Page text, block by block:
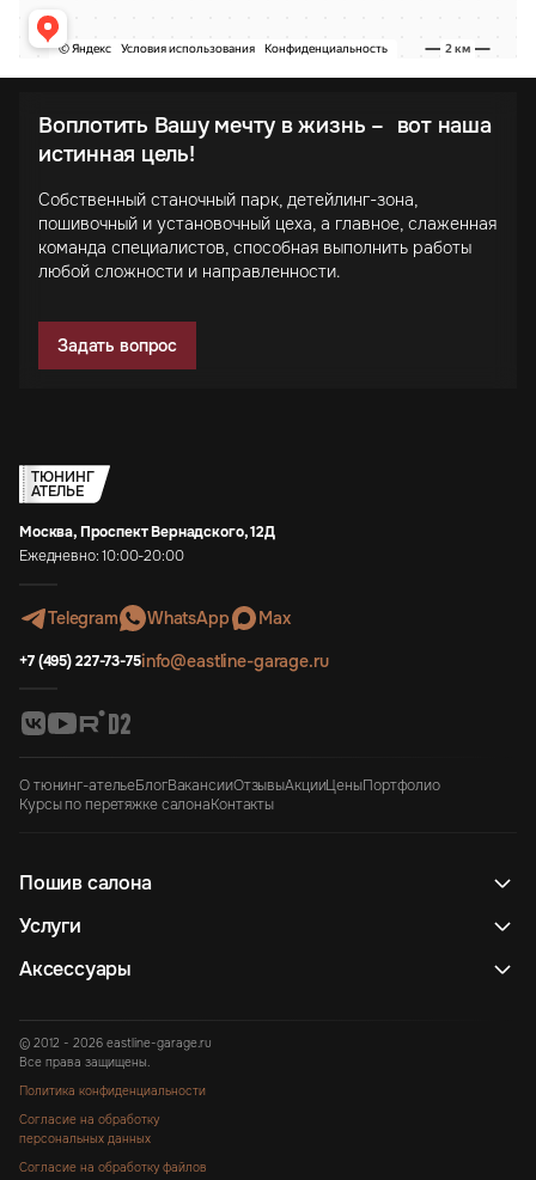
Воплотить Вашу мечту в жизнь – вот наша
истинная цель!
Собственный станочный парк, детейлинг-зона,
пошивочный и установочный цеха, а главное, слаженная
команда специалистов, способная выполнить работы
любой сложности и направленности.
Задать вопрос
ТЮНИНГ
АТЕЛЬЕ
Москва, Проспект Вернадского, 12Д
Ежедневно: 10:00-20:00
Telegram WhatsApp Max
+7 (495) 227-73-75info@eastline-garage.ru
О тюнинг-ательеБлогВакансииОтзывыАкцииЦеныПортфолио
Курсы по перетяжке салонаКонтакты
Пошив салона
Услуги
Аксессуары
© 2012 - 2026 eastline-garage.ru
Все права защищены.
Политика конфиденциальности
Согласие на обработку
персональных данных
Согласие на обработку файлов